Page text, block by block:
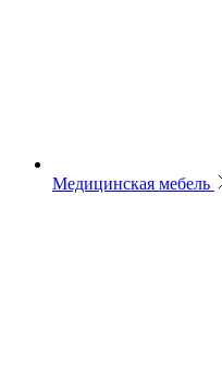
Медицинская мебель